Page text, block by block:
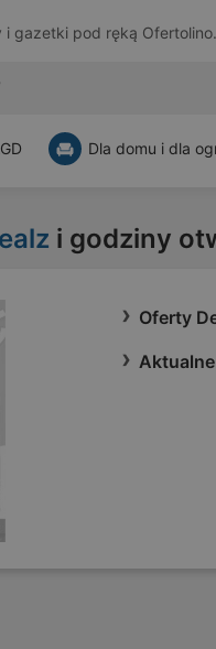
i gazetki pod ręką
Dla domu i dla
i godziny
Oferty